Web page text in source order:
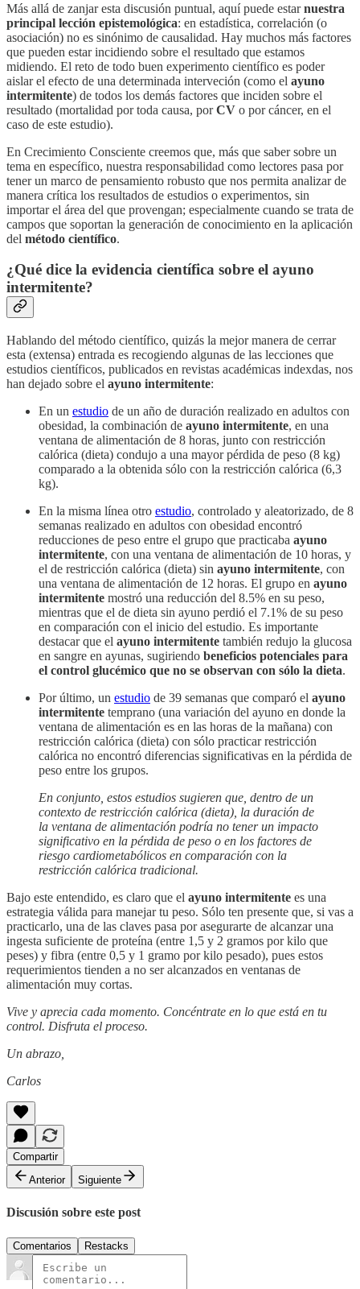
Más allá de zanjar esta discusión puntual, aquí puede estarnuestra
principal lección epistemológica: en estadística, correlación (o
asociación) no es sinónimo de causalidad. Hay muchos más factores
que pueden estar incidiendo sobre el resultado que estamos
midiendo. El reto de todo buen experimento científico es poder
aislar el efecto de una determinada interveción (como el ayuno
intermitente) de todos los demás factores que inciden sobre el
resultado (mortalidad por toda causa, porCV o por cáncer, en el
caso de este estudio).
En Crecimiento Consciente creemos que, más que saber sobre un
tema en específico, nuestra responsabilidad como lectores pasa por
tener un marco de pensamiento robusto que nos permita analizar de
manera crítica los resultados de estudios o experimentos, sin
importar el área del que provengan; especialmente cuando se trata de
campos que soportan la generación de conocimiento en la aplicación
del método científico.
¿Qué dice la evidencia científica sobre el ayuno
intermitente?
Hablando del método científico, quizás la mejor manera de cerrar
esta (extensa) entrada es recogiendo algunas de las lecciones que
estudios científicos, publicados en revistas académicas indexdas, nos
han dejado sobre el ayuno intermitente:
En un estudio de un año de duración realizado en adultos con
obesidad, la combinación de ayuno intermitente, en una
ventana de alimentación de 8 horas, junto con restricción
calórica (dieta) condujo a una mayor pérdida de peso (8 kg)
comparado a la obtenida sólo con la restricción calórica (6,3
kg).
En la misma línea otro estudio, controlado y aleatorizado, de 8
semanas realizado en adultos con obesidad encontró
reducciones de peso entre el grupo que practicaba ayuno
intermitente, con una ventana de alimentación de 10 horas, y
el de restricción calórica (dieta) sin ayuno intermitente, con
una ventana de alimentación de 12 horas. El grupo en ayuno
intermitente mostró una reducción del 8.5% en su peso,
mientras que el de dieta sin ayuno perdió el 7.1% de su peso
en comparación con el inicio del estudio. Es importante
destacar que el ayuno intermitente también redujo la glucosa
en sangre en ayunas, sugiriendo beneficios potenciales para
el control glucémico que no se observan con sólo la dieta.
Por último, un estudio de 39 semanas que comparó el ayuno
intermitente temprano (una variación del ayuno en donde la
ventana de alimentación es en las horas de la mañana) con
restricción calórica (dieta) con sólo practicar restricción
calórica no encontró diferencias significativas en la pérdida de
peso entre los grupos.
En conjunto, estos estudios sugieren que, dentro de un
contexto de restricción calórica (dieta), la duración de
la ventana de alimentación podría no tener un impacto
significativo en la pérdida de peso o en los factores de
riesgo cardiometabólicos en comparación con la
restricción calórica tradicional.
Bajo este entendido, es claro que el ayuno intermitente es una
estrategia válida para manejar tu peso. Sólo ten presente que, si vas a
practicarlo, una de las claves pasa por asegurarte de alcanzar una
ingesta suficiente de proteína (entre 1,5 y 2 gramos por kilo que
peses) y fibra (entre 0,5 y 1 gramo por kilo pesado), pues estos
requerimientos tienden a no ser alcanzados en ventanas de
alimentación muy cortas.
Vive y aprecia cada momento. Concéntrate en lo que está en tu
control. Disfruta el proceso.
Un abrazo,
Carlos
Compartir
Anterior
Siguiente
Discusión sobre este post
Comentarios Restacks